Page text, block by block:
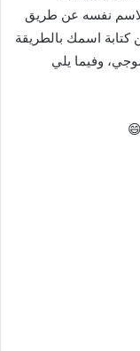
نفسه عن طريق
كتابة اسمك بالطريقة
وفيما يلي